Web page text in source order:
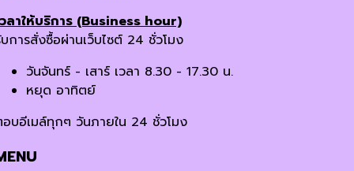
ลาให้บริการ (Business hour)
การสั่งซื้อผ่านเว็บไซต์ 24 ชั่วโมง
วันจันทร์ - เสาร์ เวลา 8.30 - 17.30 น.
หยุด อาทิตย์
บอีเมล์ทุกๆ วันภายใน 24 ชั่วโมง